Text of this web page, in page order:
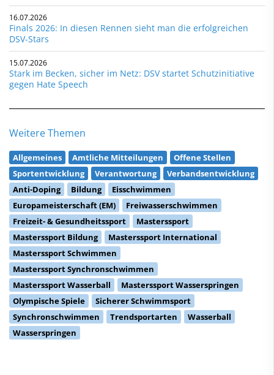
16.07.2026
Finals 2026: In diesen Rennen sieht man die erfolgreichen
DSV-Stars
15.07.2026
Stark im Becken, sicher im Netz: DSV startet Schutzinitiative
gegen Hate Speech
Weitere Themen
Allgemeines Amtliche Mitteilungen
Offene Stellen
Sportentwicklung
Verantwortung
Verbandsentwicklung
Anti-Doping
Bildung
Eisschwimmen
Europameisterschaft (EM)
Freiwasserschwimmen
Freizeit- & Gesundheitssport
Masterssport
Masterssport Bildung
Masterssport International
Masterssport Schwimmen
Masterssport Synchronschwimmen
Masterssport Wasserball
Masterssport Wasserspringen
Olympische Spiele
Sicherer Schwimmsport
Synchronschwimmen
Trendsportarten
Wasserball
Wasserspringen